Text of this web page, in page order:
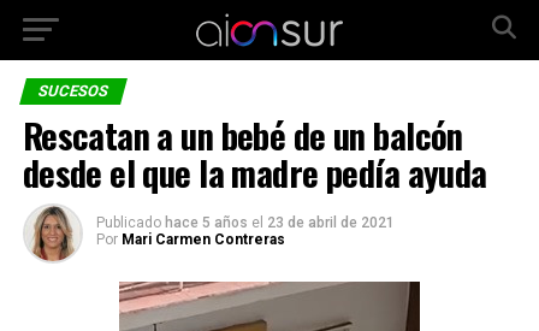
SUCESOS
Rescatan a un bebé de un balcón
desde el que la madre pedía ayuda
Publicado hace 5 años el 23 de abril de 2021
Por Mari Carmen Contreras